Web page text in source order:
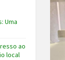
Uma
ao
local